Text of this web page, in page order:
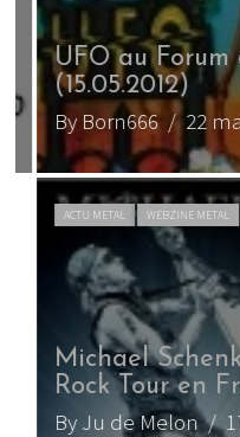
UFO au Forum
(15.05.2012)
By Born666/ 22 mai
ACTU METAL WEBZINE METAL
Michael
Rock Tour en
By Ju de Melon/ 17